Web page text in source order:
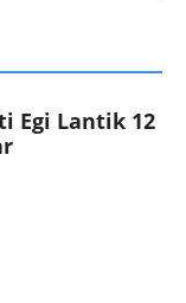
Egi Lantik 12